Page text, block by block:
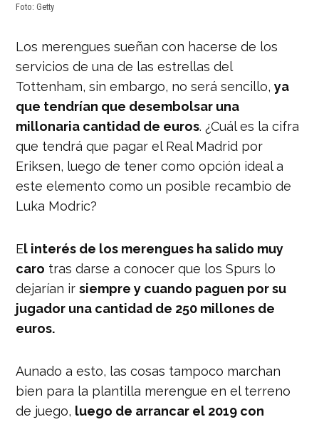
Foto: Getty
Los merengues sueñan con hacerse de los
servicios de una de las estrellas del
Tottenham, sin embargo, no será sencillo,ya
que tendrían que desembolsar una
millonaria cantidad de euros. ¿Cuál es la cifra
que tendrá que pagar el Real Madrid por
Eriksen, luego de tener como opción ideal a
este elemento como un posible recambio de
Luka Modric?
El interés de los merengues ha salido muy
caro tras darse a conocer que los Spurs lo
dejarían irsiempre y cuando paguen por su
jugador una cantidad de 250 millones de
euros.
Aunado a esto, las cosas tampoco marchan
bien para la plantilla merengue en el terreno
de juego, luego de arrancar el 2019 con